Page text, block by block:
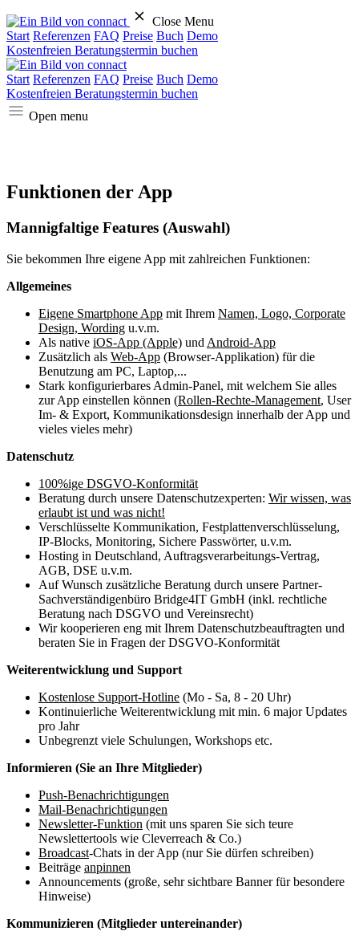
Close Menu
Start Referenzen FAQ Preise Buch Demo
Kostenfreien Beratungstermin buchen
Start Referenzen FAQ Preise Buch Demo
Kostenfreien Beratungstermin buchen
Open menu
Funktionen der App
Mannigfaltige Features (Auswahl)
Sie bekommen Ihre eigene App mit zahlreichen Funktionen:
Allgemeines
Eigene Smartphone App mit Ihrem Namen, Logo, Corporate
Design, Wording u.v.m.
Als native iOS-App (Apple) und Android-App
Zusätzlich als Web-App (Browser-Applikation) für die
Benutzung am PC, Laptop,...
Stark konfigurierbares Admin-Panel, mit welchem Sie alles
zur App einstellen können (Rollen-Rechte-Management, User
Im- & Export, Kommunikationsdesign innerhalb der App und
vieles vieles mehr)
Datenschutz
100%ige DSGVO-Konformität
Beratung durch unsere Datenschutzexperten: Wir wissen, was
erlaubt ist und was nicht!
Verschlüsselte Kommunikation, Festplattenverschlüsselung,
IP-Blocks, Monitoring, Sichere Passwörter, u.v.m.
Hosting in Deutschland, Auftragsverarbeitungs-Vertrag,
AGB, DSE u.v.m.
Auf Wunsch zusätzliche Beratung durch unsere Partner-
Sachverständigenbüro Bridge4IT GmbH (inkl. rechtliche
Beratung nach DSGVO und Vereinsrecht)
Wir kooperieren eng mit Ihrem Datenschutzbeauftragten und
beraten Sie in Fragen der DSGVO-Konformität
Weiterentwicklung und Support
Kostenlose Support-Hotline (Mo - Sa, 8 - 20 Uhr)
Kontinuierliche Weiterentwicklung mit min. 6 major Updates
pro Jahr
Unbegrenzt viele Schulungen, Workshops etc.
Informieren (Sie an Ihre Mitglieder)
Push-Benachrichtigungen
Mail-Benachrichtigungen
Newsletter-Funktion (mit uns sparen Sie sich teure
Newslettertools wie Cleverreach & Co.)
Broadcast-Chats in der App (nur Sie dürfen schreiben)
Beiträge anpinnen
Announcements (große, sehr sichtbare Banner für besondere
Hinweise)
Kommunizieren (Mitglieder untereinander)